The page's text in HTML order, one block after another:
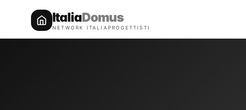
ItaliaDomus
NETWORK ITALIAPROGETTISTI